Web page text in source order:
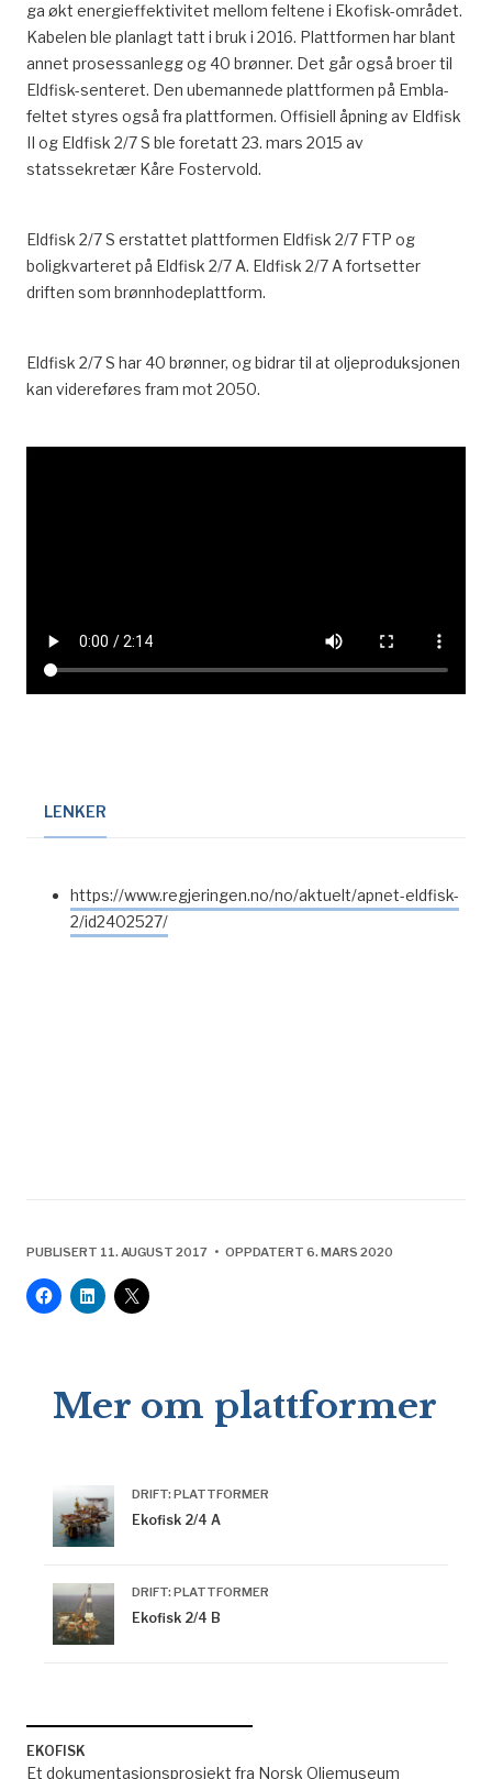
ga økt energieffektivitet mellom feltene i Ekofisk-området.
Kabelen ble planlagt tatt i bruk i 2016. Plattformen har blant
annet prosessanlegg og 40 brønner. Det går også broer til
Eldfisk-senteret. Den ubemannede plattformen på Embla-
feltet styres også fra plattformen. Offisiell åpning av Eldfisk
II og Eldfisk 2/7 S ble foretatt 23. mars 2015 av
statssekretær Kåre Fostervold.
Eldfisk 2/7 S erstattet plattformen Eldfisk 2/7 FTP og
boligkvarteret på Eldfisk 2/7 A. Eldfisk 2/7 A fortsetter
driften som brønnhodeplattform.
Eldfisk 2/7 S har 40 brønner, og bidrar til at oljeproduksjonen
kan videreføres fram mot 2050.
LENKER
https://www.regjeringen.no/no/aktuelt/apnet-eldfisk-
2/id2402527/
PUBLISERT 11. AUGUST 2017 • OPPDATERT 6. MARS 2020
Mer om plattformer
DRIFT: PLATTFORMER
Ekofisk 2/4 A
DRIFT: PLATTFORMER
Ekofisk 2/4 B
EKOFISK
Et dokumentasjonsprosjekt fra Norsk Oljemuseum